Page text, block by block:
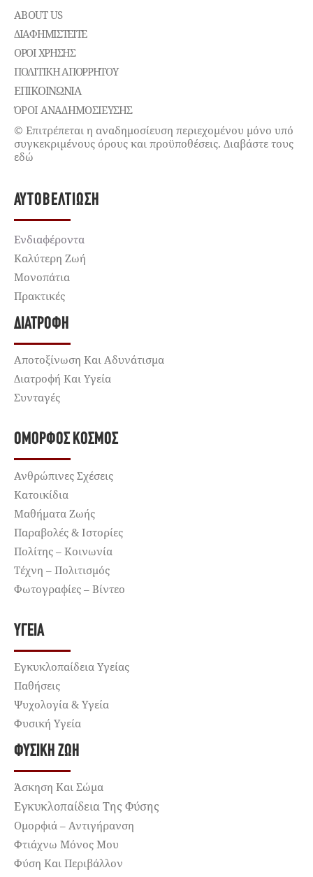
ABOUT US
ΔΙΑΦΗΜΙΣΤΕΊΤΕ
ΌΡΟΙ ΧΡΉΣΗΣ
ΠΟΛΙΤΙΚΉ ΑΠΟΡΡΉΤΟΥ
ΕΠΙΚΟΙΝΩΝΊΑ
ΌΡΟΙ ΑΝΑΔΗΜΟΣΙΕΥΣΗΣ
© Επιτρέπεται η αναδημοσίευση περιεχομένου μόνο υπό
συγκεκριμένους όρους και προϋποθέσεις. Διαβάστε τους
εδώ
ΑΥΤΟΒΕΛΤΊΩΣΗ
Ενδιαφέροντα
Καλύτερη Ζωή
Μονοπάτια
Πρακτικές
ΔΙΑΤΡΟΦΉ
Αποτοξίνωση Και Αδυνάτισμα
Διατροφή Και Υγεία
Συνταγές
ΌΜΟΡΦΟΣ ΚΌΣΜΟΣ
Ανθρώπινες Σχέσεις
Κατοικίδια
Μαθήματα Ζωής
Παραβολές & Ιστορίες
Πολίτης – Κοινωνία
Τέχνη – Πολιτισμός
Φωτογραφίες – Βίντεο
ΥΓΕΊΑ
Εγκυκλοπαίδεια Υγείας
Παθήσεις
Ψυχολογία & Υγεία
Φυσική Υγεία
ΦΥΣΙΚΉ ΖΩΉ
Άσκηση Και Σώμα
Εγκυκλοπαίδεια Της Φύσης
Ομορφιά – Αντιγήρανση
Φτιάχνω Μόνος Μου
Φύση Και Περιβάλλον